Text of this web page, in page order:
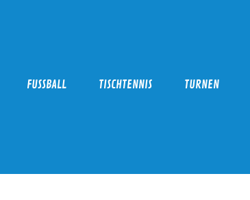
FUSSBALL TISCHTENNIS TURNEN